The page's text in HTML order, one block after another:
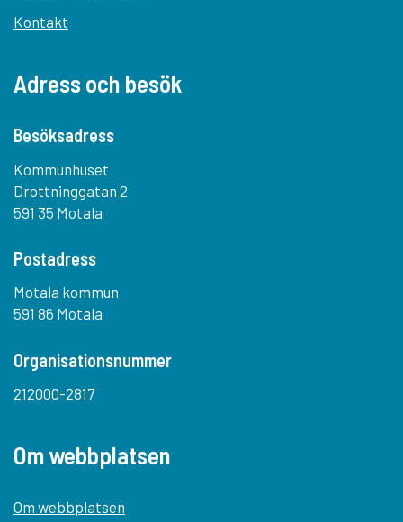
Kontakt
Adress och besök
Besöksadress
Kommunhuset
Drottninggatan 2
591 35 Motala
Postadress
Motala kommun
591 86 Motala
Organisationsnummer
212000-2817
Om webbplatsen
Om webbplatsen